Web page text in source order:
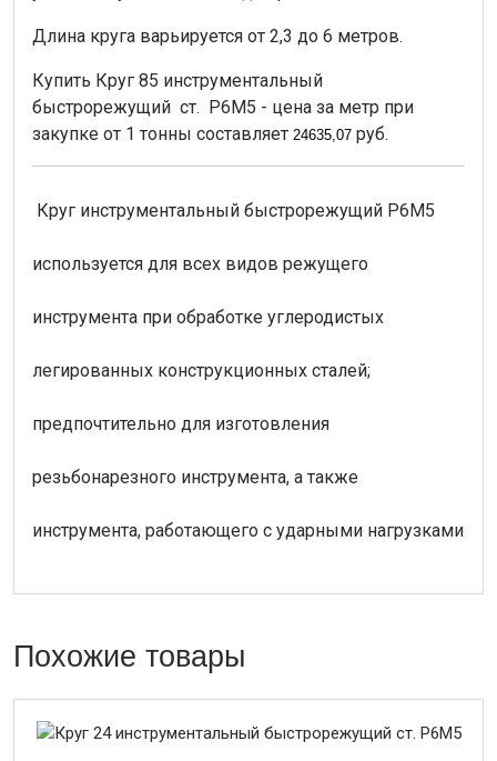
Длина круга варьируется от 2,3 до 6 метров.
Купить Круг 85 инструментальный
быстрорежущий ст. Р6М5 - цена за метр при
закупке от 1 тонны составляет 24635,07 руб.
Круг инструментальный быстрорежущий Р6М5
используется для всех видов режущего
инструмента при обработке углеродистых
легированных конструкционных сталей;
предпочтительно для изготовления
резьбонарезного инструмента, а также
инструмента, работающего с ударными нагрузками
Похожие товары